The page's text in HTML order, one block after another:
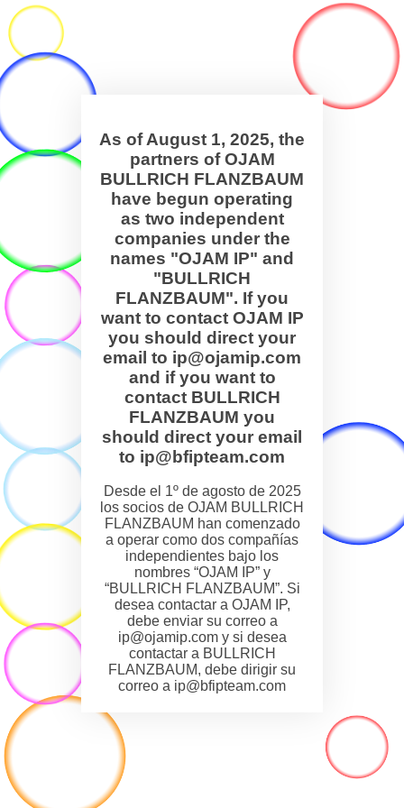
As of August 1, 2025, the
partners of OJAM
BULLRICH FLANZBAUM
have begun operating
as two independent
companies under the
names "OJAM IP" and
"BULLRICH
FLANZBAUM". If you
want to contact OJAM IP
you should direct your
email to ip@ojamip.com
and if you want to
contact BULLRICH
FLANZBAUM you
should direct your email
to ip@bfipteam.com
Desde el 1º de agosto de 2025
los socios de OJAM BULLRICH
FLANZBAUM han comenzado
a operar como dos compañías
independientes bajo los
nombres “OJAM IP” y
“BULLRICH FLANZBAUM”. Si
desea contactar a OJAM IP,
debe enviar su correo a
ip@ojamip.com y si desea
contactar a BULLRICH
FLANZBAUM, debe dirigir su
correo a ip@bfipteam.com